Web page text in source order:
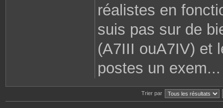
réalistes en
suis pas sur de
(A7III ouA7IV) et
postes un exem...
Trier par